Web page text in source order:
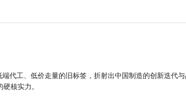
代工、低价走量的旧标签，折射出中国制造的创新迭代
核实力。